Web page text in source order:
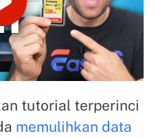
tutorial terperinci
memulihkan data